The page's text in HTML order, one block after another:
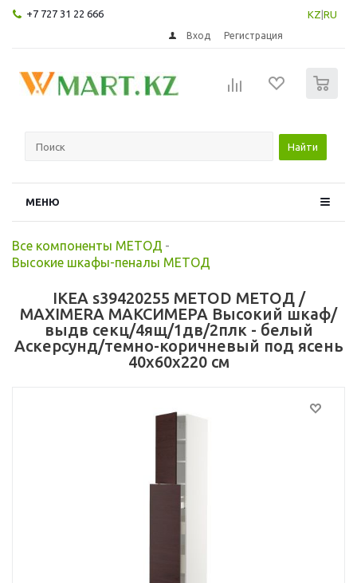
+7 727 31 22 666 KZ RU
Вход Регистрация
Найти
МЕНЮ
Все компоненты МЕТОД -
Высокие шкафы-пеналы МЕТОД
IKEA s39420255 METOD МЕТОД /
MAXIMERA МАКСИМЕРА Высокий шкаф/
выдв секц/4ящ/1дв/2плк - белый
Аскерсунд/темно-коричневый под ясень
40x60x220 см